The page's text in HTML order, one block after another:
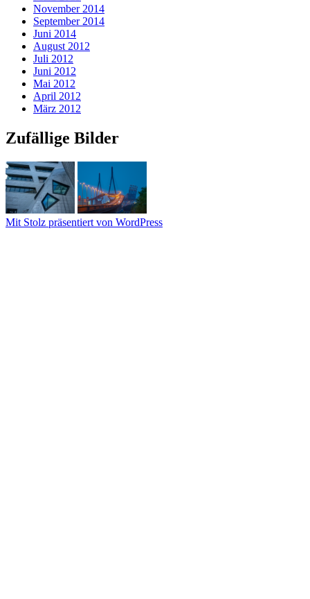
November 2014
September 2014
Juni 2014
August 2012
Juli 2012
Juni 2012
Mai 2012
April 2012
März 2012
Zufällige Bilder
Mit Stolz präsentiert von WordPress